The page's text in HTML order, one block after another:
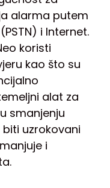
alarma putem
i Internet.
koristi
kao što su
alat za
smanjenju
uzrokovani
i